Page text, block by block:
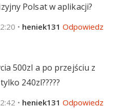
Polsat w aplikacji?
• heniek131 Odpowiedz
500zl a po przejściu z
240zl?????
• heniek131 Odpowiedz